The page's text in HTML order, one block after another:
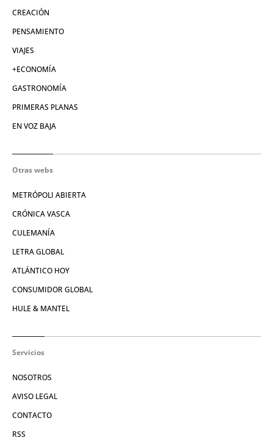
CREACIÓN
PENSAMIENTO
VIAJES
+ECONOMÍA
GASTRONOMÍA
PRIMERAS PLANAS
EN VOZ BAJA
Otras webs
METRÓPOLI ABIERTA
CRÓNICA VASCA
CULEMANÍA
LETRA GLOBAL
ATLÁNTICO HOY
CONSUMIDOR GLOBAL
HULE & MANTEL
Servicios
NOSOTROS
AVISO LEGAL
CONTACTO
RSS